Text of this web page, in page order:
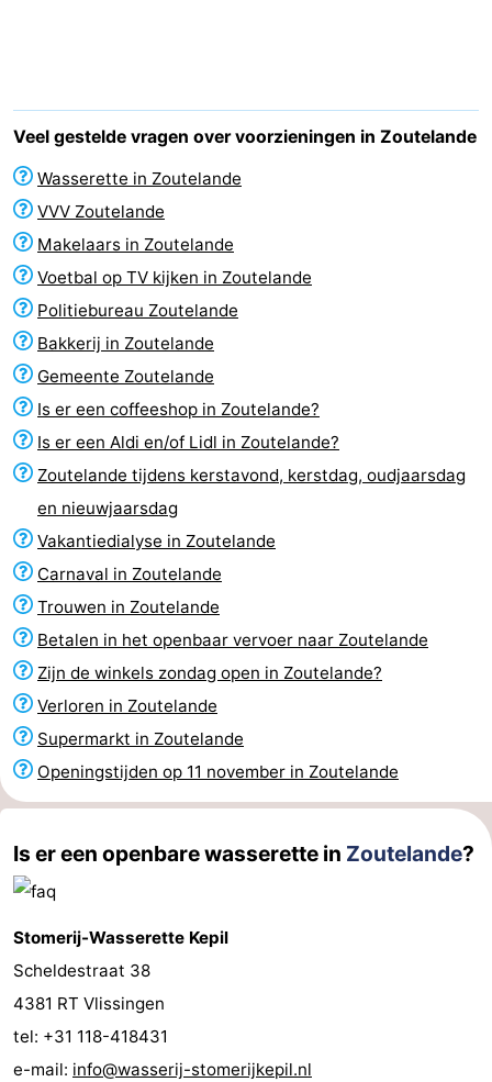
Vakantiehuizen
Last
minutes
Strand
Zien
&
doen
Bezienswaardigheden
-
Musea
-
Galeries
-
Monumenten
Kerken
-
Vuurtorens
-
Uitkijkpunten
Attracties
-
Speeltuinen
-
Bowlen
Wellness
&
Steden
Natuur
Rondleidingen
Sporten
Veel gestelde vragen over voorzieningen in Zoutelande
Wasserette in Zoutelande
VVV Zoutelande
Makelaars in Zoutelande
Voetbal op TV kijken in Zoutelande
Politiebureau Zoutelande
Bakkerij in Zoutelande
Gemeente Zoutelande
Is er een coffeeshop in Zoutelande?
Is er een Aldi en/of Lidl in Zoutelande?
Zoutelande tijdens kerstavond, kerstdag, oudjaarsdag
en nieuwjaarsdag
Vakantiedialyse in Zoutelande
Carnaval in Zoutelande
Trouwen in Zoutelande
Betalen in het openbaar vervoer naar Zoutelande
Zijn de winkels zondag open in Zoutelande?
Verloren in Zoutelande
Supermarkt in Zoutelande
Openingstijden op 11 november in Zoutelande
Is er een openbare wasserette in Zoutelande?
Stomerij-Wasserette Kepil
Scheldestraat 38
4381 RT Vlissingen
tel: +31 118-418431
e-mail: info@wasserij-stomerijkepil.nl